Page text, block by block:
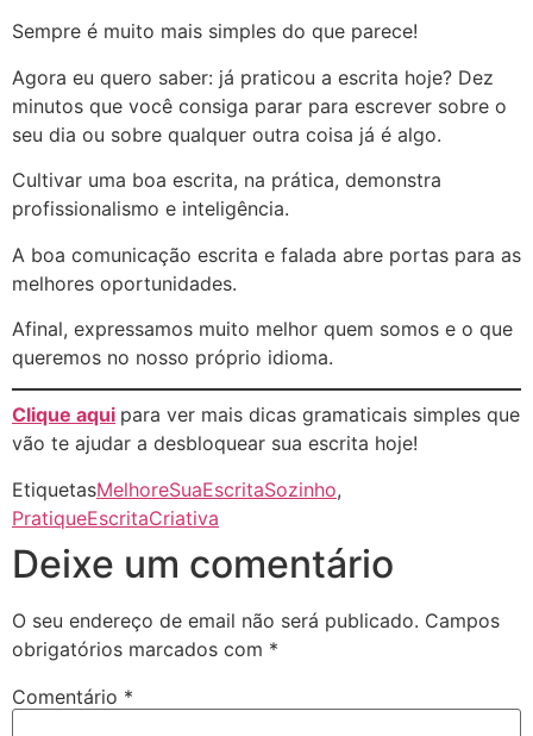
Sempre é muito mais simples do que parece!
Agora eu quero saber: já praticou a escrita hoje? Dez
minutos que você consiga parar para escrever sobre o
seu dia ou sobre qualquer outra coisa já é algo.
Cultivar uma boa escrita, na prática, demonstra
profissionalismo e inteligência.
A boa comunicação escrita e falada abre portas para as
melhores oportunidades.
Afinal, expressamos muito melhor quem somos e o que
queremos no nosso próprio idioma.
Clique aqui para ver mais dicas gramaticais simples que
vão te ajudar a desbloquear sua escrita hoje!
EtiquetasMelhoreSuaEscritaSozinho,
PratiqueEscritaCriativa
Deixe um comentário
O seu endereço de email não será publicado. Campos
obrigatórios marcados com *
Comentário *